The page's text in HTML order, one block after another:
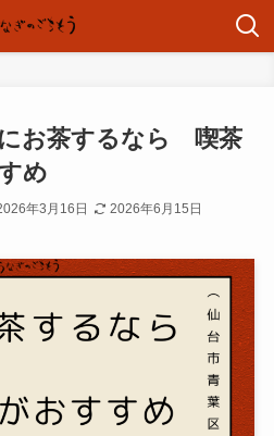
お茶するなら 喫茶
め
年3月16日 2026年6月15日